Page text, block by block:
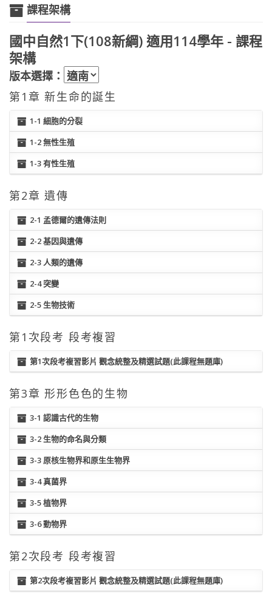
課程架構
國中自然1下(108新綱) 適用114學年 - 課程
架構
版本選擇：
第1章 新生命的誕生
1-1 細胞的分裂
1-2 無性生殖
1-3 有性生殖
第2章 遺傳
2-1 孟德爾的遺傳法則
2-2 基因與遺傳
2-3 人類的遺傳
2-4 突變
2-5 生物技術
第1次段考 段考複習
第1次段考複習影片 觀念統整及精選試題(此課程無題庫)
第3章 形形色色的生物
3-1 認識古代的生物
3-2 生物的命名與分類
3-3 原核生物界和原生生物界
3-4 真菌界
3-5 植物界
3-6 動物界
第2次段考 段考複習
第2次段考複習影片 觀念統整及精選試題(此課程無題庫)